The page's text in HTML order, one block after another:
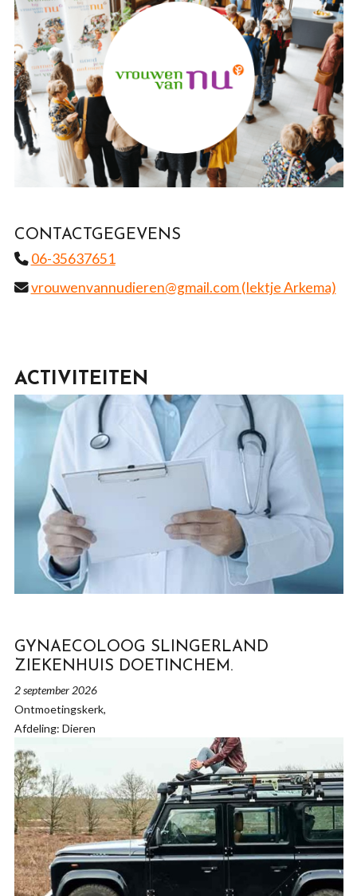
CONTACTGEGEVENS
06-35637651
vrouwenvannudieren@gmail.com (Iektje Arkema)
ACTIVITEITEN
GYNAECOLOOG SLINGERLAND
ZIEKENHUIS DOETINCHEM.
2 september 2026
Ontmoetingskerk,
Afdeling: Dieren